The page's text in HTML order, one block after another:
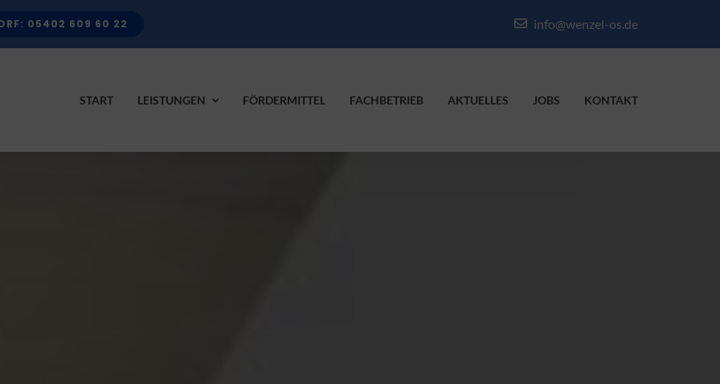
05402 609 60 22 info@wenzel-os.de
START LEISTUNGEN FÖRDERMITTEL FACHBETRIEB AKTUELLES JOBS KONTAKT